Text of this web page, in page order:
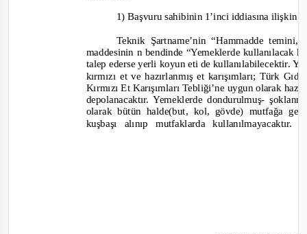
1) Başvuru sahibinin 1’inci iddiasına ilişkin
Teknik Şartname’nin “Hammadde
maddesinin n bendinde “Yemeklerde kullanılacak
talep ederse yerli koyun eti de kullanılabilecektir.
kırmızı et ve hazırlanmış et karışımları; Türk
Kırmızı Et Karışımları Tebliği’ne uygun olarak
depolanacaktır. Yemeklerde dondurulmuş-
olarakbütün halde(but, kol, gövde) mutfağa
kuşbaşı alınıp mutfaklarda